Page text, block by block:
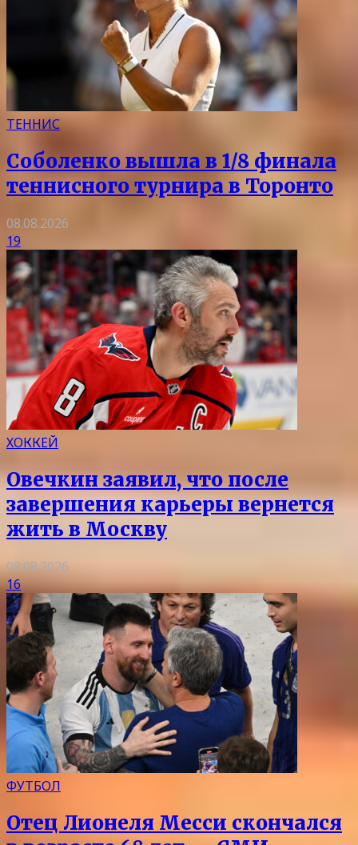
ТЕННИС
Соболенко вышла в 1/8 финала
теннисного турнира в Торонто
08.08.2026
19
ХОККЕЙ
Овечкин заявил, что после
завершения карьеры вернется
жить в Москву
08.08.2026
16
ФУТБОЛ
Отец Лионеля Месси скончался